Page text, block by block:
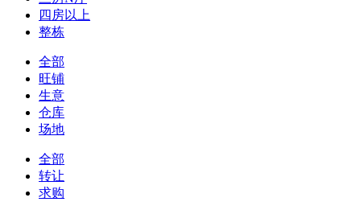
四房以上
整栋
全部
旺铺
生意
仓库
场地
全部
转让
求购